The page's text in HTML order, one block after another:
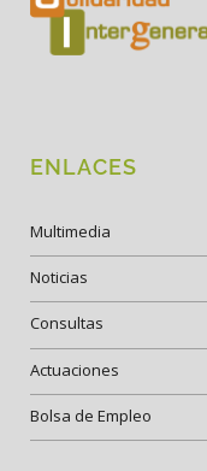
ENLACES
Multimedia
Noticias
Consultas
Actuaciones
Bolsa de Empleo